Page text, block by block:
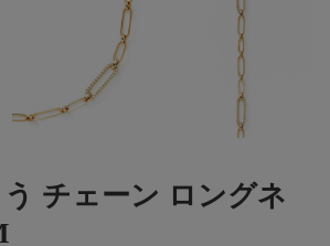
チェーン ロングネ